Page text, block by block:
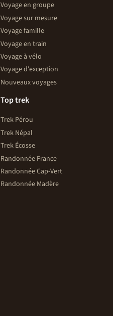
Voyage en groupe
Voyage sur mesure
Voyage famille
Voyage en train
Voyage à vélo
Voyage d'exception
Nouveaux voyages
Top trek
Trek Pérou
Trek Népal
Trek Écosse
Randonnée France
Randonnée Cap-Vert
Randonnée Madère